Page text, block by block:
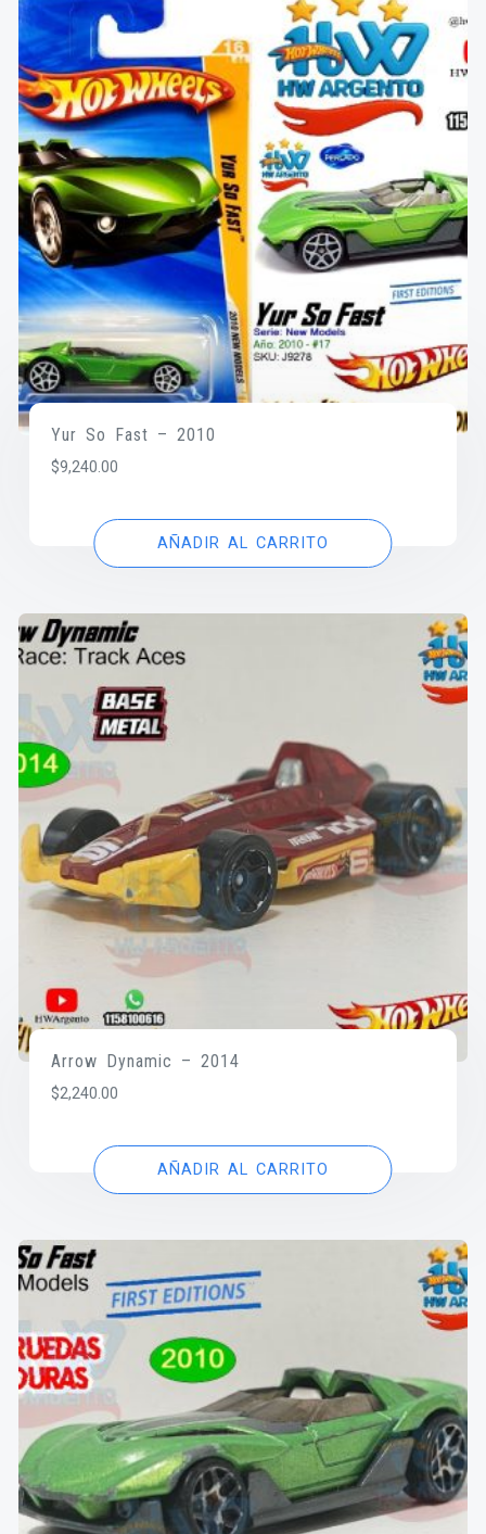
Yur So Fast – 2010
$9,240.00
AÑADIR AL CARRITO
Arrow Dynamic – 2014
$2,240.00
AÑADIR AL CARRITO